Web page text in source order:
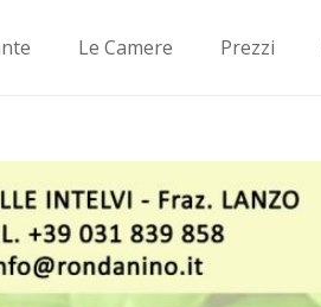
Le Camere Prezzi